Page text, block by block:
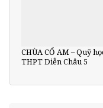
CHÙA CỔ AM – Quỹ
THPT Diễn Châu 5